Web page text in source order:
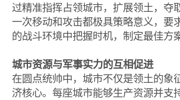
过精准指挥占领城市，扩展领土，夺
一次移动和攻击都极具策略意义，要
的战斗环境中把握时机，制定最佳方案
城市资源与军事实力的互相促进
在圆点统帅中，城市不仅是领土的象
济核心。每座城市能够生产资源并支